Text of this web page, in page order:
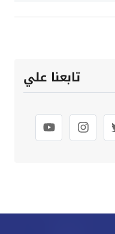
تابعنا علي